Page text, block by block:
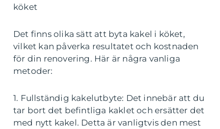
köket
Det finns olika sätt att byta kakel i köket,
vilket kan påverka resultatet och kostnaden
för din renovering. Här är några vanliga
metoder:
1. Fullständig kakelutbyte: Det innebär att du
tar bort det befintliga kaklet och ersätter det
med nytt kakel. Detta är vanligtvis den mest